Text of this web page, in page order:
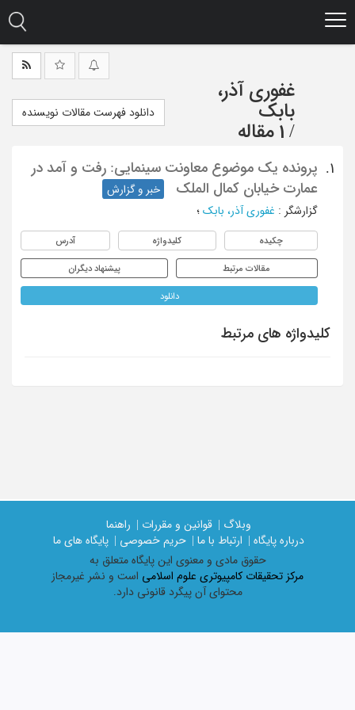
غفوری آذر،
بابک
/ 1 مقاله
دانلود فهرست مقالات نویسنده
1.
پرونده یک موضوع معاونت سینمایی: رفت و آمد در
عمارت خیابان کمال الملک
خبر و گزارش
گزارشگر : غفوری آذر، بابک ؛
چکیده کلیدواژه آدرس
مقالات مرتبط پیشنهاد دیگران
دانلود
کلیدواژه های مرتبط
وبلاگ | قوانین و مقررات |
راهنما
درباره پایگاه |
ارتباط با ما | حریم خصوصی |
پایگاه های ما
حقوق مادی و معنوی اين پايگاه متعلق به
مرکز تحقیقات کامپیوتری علوم اسلامی است و نشر غیرمجاز
محتوای آن پیگرد قانونی دارد.